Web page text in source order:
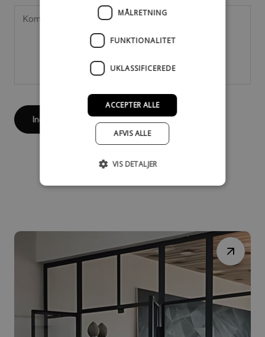
Indsend
MÅLRETNING
FUNKTIONALITET
UKLASSIFICEREDE
ACCEPTER ALLE
AFVIS ALLE
VIS DETALJER